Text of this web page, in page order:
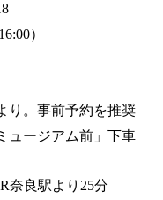
）
。事前予約を推奨
ュージアム前」下車
駅より25分